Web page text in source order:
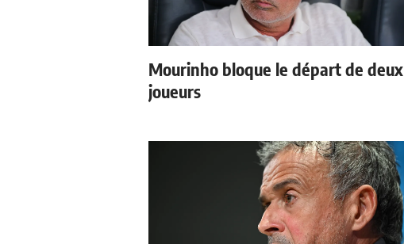
Mourinho bloque le départ de deux
joueurs